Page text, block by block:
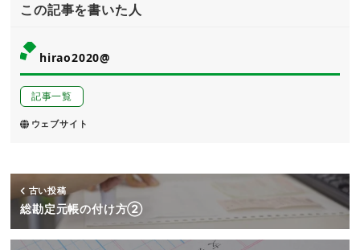
この記事を書いた人
hirao2020@
記事一覧
ウェブサイト
古い投稿
総勘定元帳の付け方②